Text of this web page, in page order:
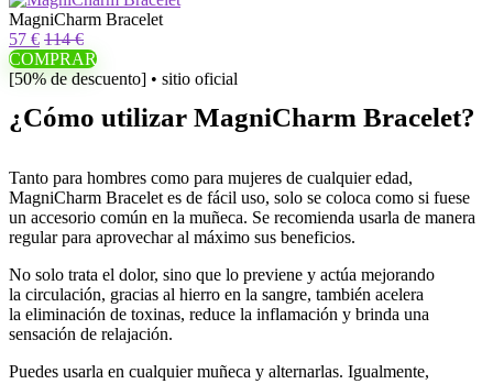
MagniCharm Bracelet
57 € 114 €
COMPRAR
[50% de descuento] • sitio oficial
¿Cómo utilizar MagniCharm Bracelet?
Tanto para hombres como para mujeres de cualquier edad,
MagniCharm Bracelet es de fácil uso, solo se coloca como si fuese
un accesorio común en la muñeca. Se recomienda usarla de manera
regular para aprovechar al máximo sus beneficios.
No solo trata el dolor, sino que lo previene y actúa mejorando
la circulación, gracias al hierro en la sangre, también acelera
la eliminación de toxinas, reduce la inflamación y brinda una
sensación de relajación.
Puedes usarla en cualquier muñeca y alternarlas. Igualmente,